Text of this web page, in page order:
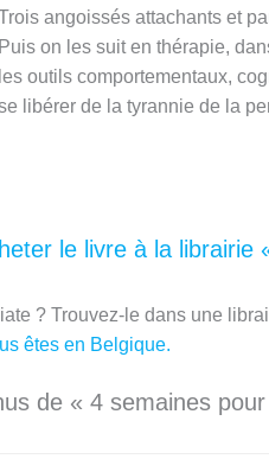
angoissés attachants et
Puis on les suit en thérapie,
les outils comportementaux,
libérer de la tyrannie de la
le livre à la librairie
? Trouvez-le dans une
êtes en Belgique.
de « 4 semaines